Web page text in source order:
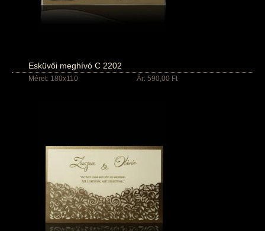
Esküvői meghívó C 2202
Méret: 180x110 Ár: 590,00 Ft